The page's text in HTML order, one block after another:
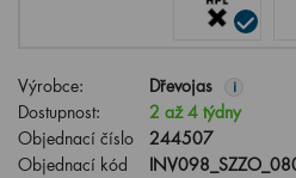
Výrobce: Dřevojas i
Dostupnost:
2 až 4 týdny
Objednací číslo
244507
Objednací kód